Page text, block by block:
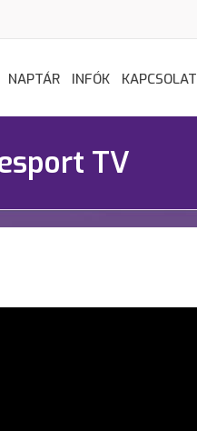
NAPTÁR INFÓK KAPCSOLAT
TV